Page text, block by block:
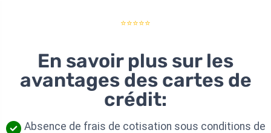
⭐⭐⭐⭐⭐
En savoir plus sur les
avantages des cartes de
crédit:
Absence de frais de cotisation sous conditions de